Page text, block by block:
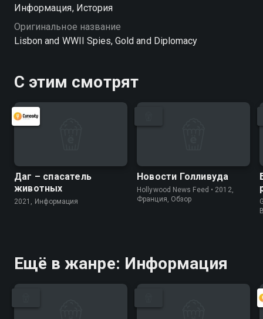
Информация, История
Оригинальное название
Lisbon and WWII Spies, Gold and Diplomacy
С этим смотрят
Даг – спасатель
животных
2021, Информация
Новости Голливуда
Hollywood News Feed • 2012,
Франция, Обзор
Ещё в жанре: Информация